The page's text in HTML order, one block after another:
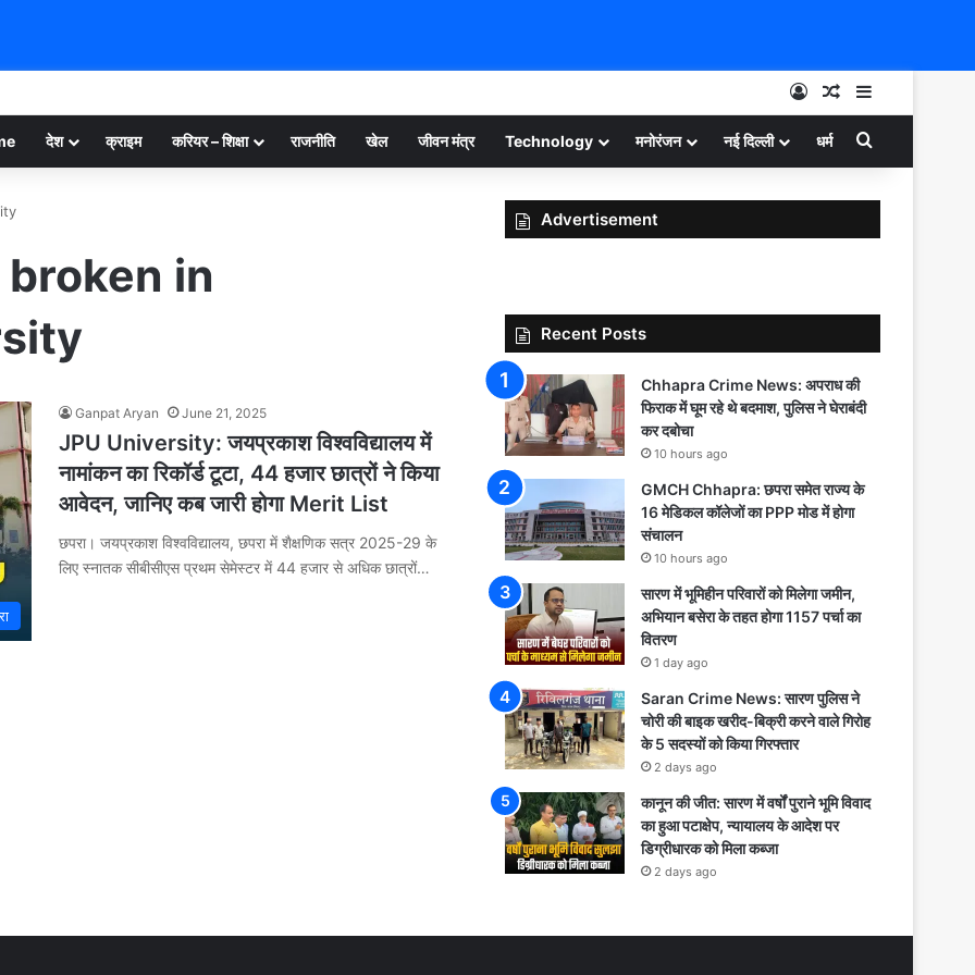
Log InRandom Article
Sidebar
देश क्राइम करियर – शिक्षा राजनीति खेल जीवन मंत्र Technology मनोरंजन नई दिल्ली धर्म Search for
in
Ganpat Aryan June 21, 2025
JPU University: जयप्रकाश विश्वविद्यालय में
नामांकन का रिकॉर्ड टूटा, 44 हजार छात्रों ने किया
आवेदन, जानिए कब जारी होगा Merit List
छपरा। जयप्रकाश विश्वविद्यालय, छपरा में शैक्षणिक सत्र 2025-29 के
लिए स्नातक सीबीसीएस प्रथम सेमेस्टर में 44 हजार से अधिक छात्रों…
Advertisement
Recent Posts
Chhapra Crime News: अपराध की
फिराक में घूम रहे थे बदमाश, पुलिस ने घेराबंदी
कर दबोचा
10 hours ago
GMCH Chhapra: छपरा समेत राज्य के
16 मेडिकल कॉलेजों का PPP मोड में होगा
संचालन
10 hours ago
सारण में भूमिहीन परिवारों को मिलेगा जमीन,
अभियान बसेरा के तहत होगा 1157 पर्चा का
वितरण
1 day ago
Saran Crime News: सारण पुलिस ने
चोरी की बाइक खरीद-बिक्री करने वाले गिरोह
के 5 सदस्यों को किया गिरफ्तार
2 days ago
कानून की जीत: सारण में वर्षों पुराने भूमि विवाद
का हुआ पटाक्षेप, न्यायालय के आदेश पर
डिग्रीधारक को मिला कब्जा
2 days ago